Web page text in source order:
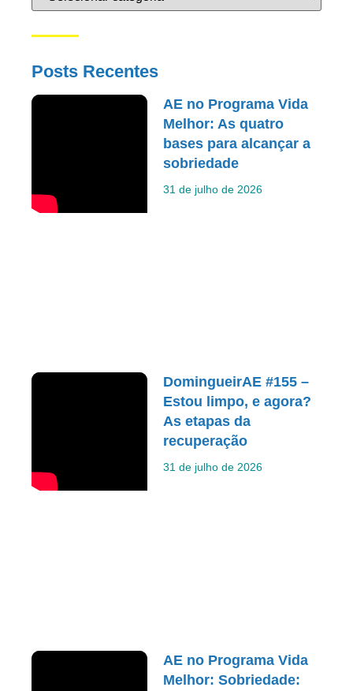
Posts Recentes
AE no Programa Vida
Melhor: As quatro
bases para alcançar a
sobriedade
31 de julho de 2026
DomingueirAE #155 –
Estou limpo, e agora?
As etapas da
recuperação
31 de julho de 2026
AE no Programa Vida
Melhor: Sobriedade: